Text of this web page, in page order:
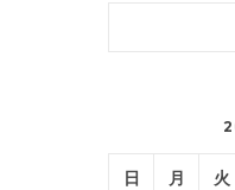
日 月 火